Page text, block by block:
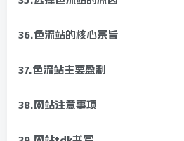
36.色流站的核心宗旨
37.色流站主要盈利
38.网站注意事项